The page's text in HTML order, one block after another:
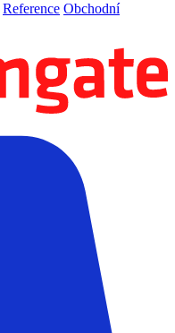
Reference Obchodní